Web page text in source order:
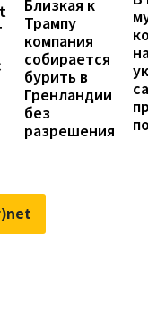
Близкая к
Трампу
компания
собирается
бурить в
Гренландии
без
разрешения